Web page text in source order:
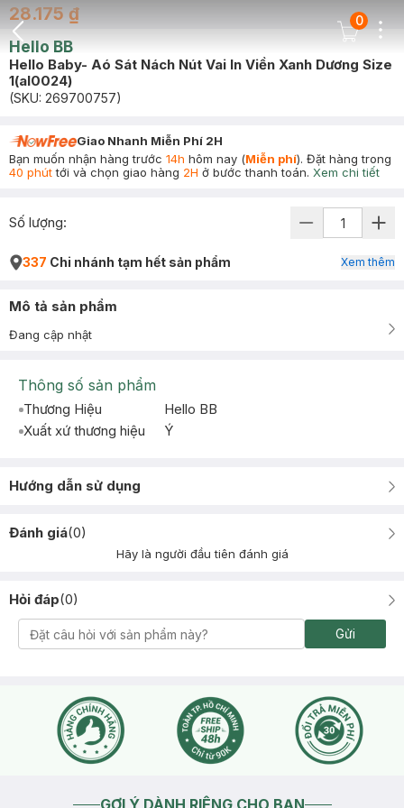
Back Icon
Cart Icon
0
28.175 ₫
Hello BB
Hello Baby- Aó Sát Nách Nút Vai In Viền Xanh Dương Size
1(al0024)
(SKU: 269700757)
Giao Nhanh Miễn Phí 2H
Bạn muốn nhận hàng trước 14h hôm nay (Miễn phí). Đặt hàng trong
40 phúttới và chọn giao hàng 2H ở bước thanh toán. Xem chi tiết
Số lượng:
337 Chi nhánh tạm hết sản phẩm Xem thêm
Mô tả sản phẩm
Đang cập nhật
Thông số sản phẩm
Thương Hiệu
Hello BB
Xuất xứ thương hiệu
Ý
Hướng dẫn sử dụng
Đánh giá(0)
Hãy là người đầu tiên đánh giá
Hỏi đáp(0)
Gửi
GỢI Ý DÀNH RIÊNG CHO BẠN